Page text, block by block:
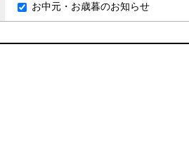
お中元・お歳暮のお知らせ